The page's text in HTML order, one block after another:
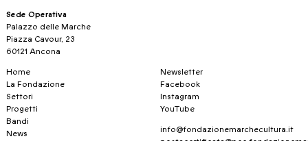
Sede Operativa
Palazzo delle Marche
Piazza Cavour, 23
60121 Ancona
Home
La Fondazione
Settori
Progetti
Bandi
News
Newsletter
Facebook
Instagram
YouTube
info@fondazionemarchecultura.it